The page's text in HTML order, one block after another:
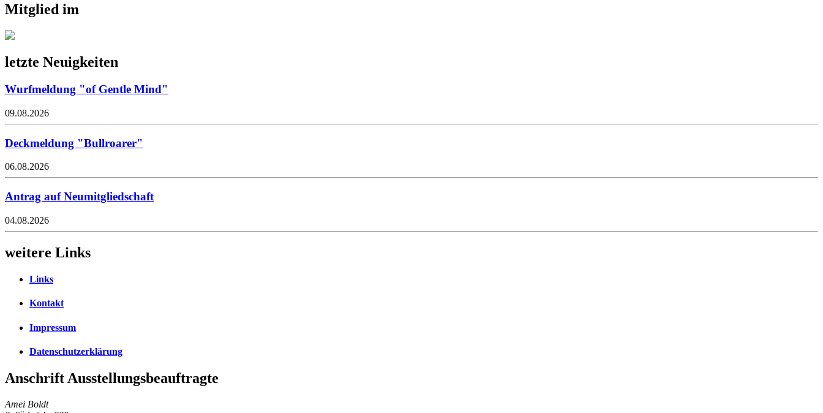
Mitglied im
letzte Neuigkeiten
Wurfmeldung "of Gentle Mind"
09.08.2026
Deckmeldung "Bullroarer"
06.08.2026
Antrag auf Neumitgliedschaft
04.08.2026
weitere Links
Links
Kontakt
Impressum
Datenschutzerklärung
Anschrift Ausstellungsbeauftragte
Amei Boldt